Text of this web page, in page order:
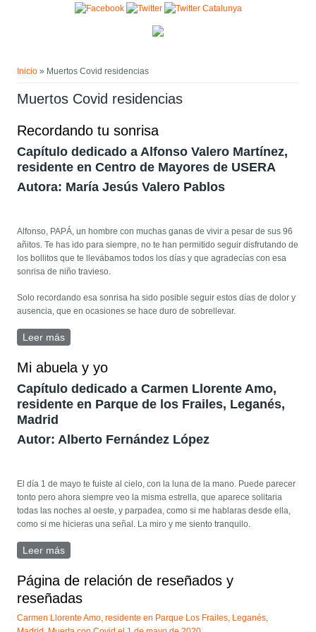
Pasar al contenido principal
Inicio » Muertos Covid residencias
Muertos Covid residencias
Recordando tu sonrisa
Capítulo dedicado a Alfonso Valero Martínez,
residente en Centro de Mayores de USERA
Autora: María Jesús Valero Pablos
Alfonso, PAPÁ, un hombre con muchas ganas de vivir a pesar de sus 96
añitos. Te has ido para siempre, no te han permitido seguir disfrutando de
los bollitos que te llevábamos todos los días y que agradecías con esa
sonrisa de niño travieso.
Solo recordando esa sonrisa ha sido posible seguir estos días de dolor y
ausencia, que en ocasiones se hace duro de sobrellevar.
Leer más
Mi abuela y yo
Capítulo dedicado a Carmen Llorente Amo,
residente en Parque de los Frailes, Leganés,
Madrid
Autor: Alberto Fernández López
El día 1 de mayo te fuiste al cielo, con la luna de la mano. Puede parecer
tonto pero ahora siempre veo la misma estrella, que aparece solitaria
todas las noches al oeste, y parpadea, como si me hablaras desde ella,
como si me hicieras una señal. La miro y me siento tranquilo.
Leer más
Página de relación de reseñados y
reseñadas
Carmen Llorente Amo, residente en Parque Los Frailes, Leganés,